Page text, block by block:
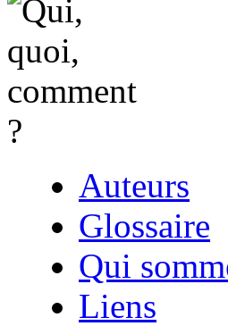
Auteurs
Glossaire
Qui
Liens